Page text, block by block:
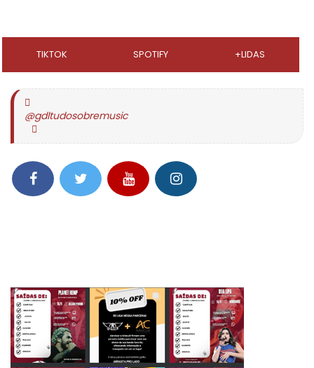
TIKTOK SPOTIFY +LIDAS
@gdltudosobremusic